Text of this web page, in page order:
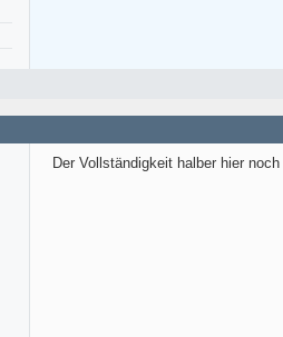
Der Vollständigkeit halber hier